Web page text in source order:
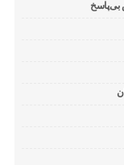
بی‌پاسخ